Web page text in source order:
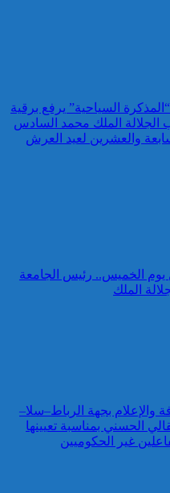
السياحية” يرفع برقية
الجلالة الملك محمد السادس
والعشرين لعيد العرش
يوم الخميس.. رئيس الجامعة
الملك
والإعلام بجهة الرباط–سلا–
الحسني بمناسبة تعيينها
غير الحكوميين